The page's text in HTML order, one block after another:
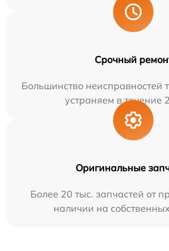
Срочный
Большинство неисправностей
устраняем в течение
Оригинальные
Более 20 тыс. запчастей от
наличии на